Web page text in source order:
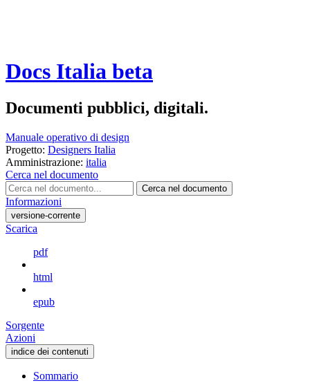
Docs Italia beta
Documenti pubblici, digitali.
Manuale operativo di design
Progetto: Designers Italia
Amministrazione: italia
Cerca nel documento
Cerca nel documento
Informazioni
versione-corrente
Scarica
pdf
html
epub
Sorgente
Azioni
indice dei contenuti
Sommario